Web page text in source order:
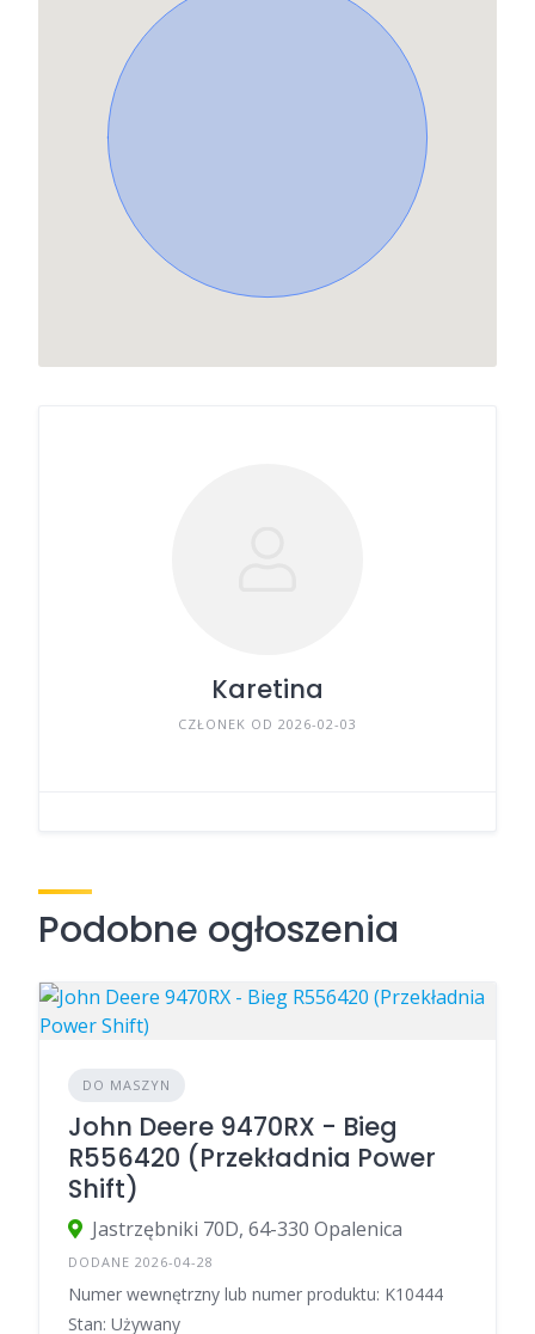
Karetina
CZŁONEK OD 2026-02-03
Podobne ogłoszenia
DO MASZYN
John Deere 9470RX - Bieg
R556420 (Przekładnia Power
Shift)
Jastrzębniki 70D, 64-330 Opalenica
DODANE 2026-04-28
Numer wewnętrzny lub numer produktu: K10444
Stan: Używany